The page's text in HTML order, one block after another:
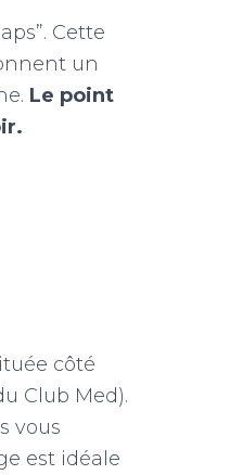
Cette
un
Le point
côté
Club Med).
vous
est idéale